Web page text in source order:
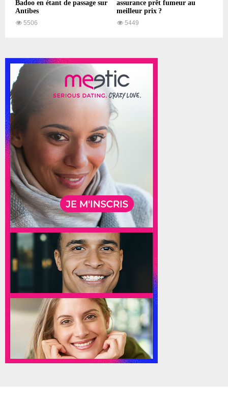
Badoo en étant de passage sur
Antibes
5506
assurance prêt fumeur au
meilleur prix ?
5449